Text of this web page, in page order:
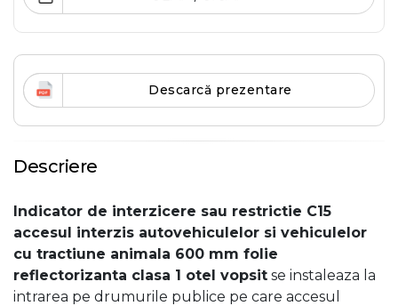
Descarcă prezentare
Descriere
Indicator de interzicere sau restrictie C15
accesul interzis autovehiculelor si vehiculelor
cu tractiune animala 600 mm folie
reflectorizanta clasa 1 otel vopsit se instaleaza la
intrarea pe drumurile publice pe care accesul